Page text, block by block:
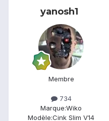
yanosh1
Membre
734
Marque:Wiko
Modèle:Cink Slim V14